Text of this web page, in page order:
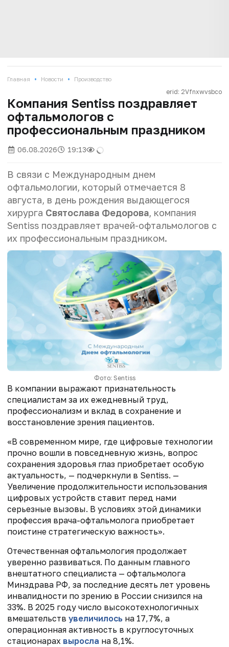
Главная • Новости • Производство
erid: 2Vfnxwvsbco
Компания Sentiss поздравляет
офтальмологов с
профессиональным праздником
06.08.2026 19:13
В связи с Международным днем
офтальмологии, который отмечается 8
августа, в день рождения выдающегося
хирурга Святослава Федорова, компания
Sentiss поздравляет врачей-офтальмологов с
их профессиональным праздником.
Фото: Sentiss
В компании выражают признательность
специалистам за их ежедневный труд,
профессионализм и вклад в сохранение и
восстановление зрения пациентов.
«В современном мире, где цифровые технологии
прочно вошли в повседневную жизнь, вопрос
сохранения здоровья глаз приобретает особую
актуальность, — подчеркнули в Sentiss. —
Увеличение продолжительности использования
цифровых устройств ставит перед нами
серьезные вызовы. В условиях этой динамики
профессия врача-офтальмолога приобретает
поистине стратегическую важность».
Отечественная офтальмология продолжает
уверенно развиваться. По данным главного
внештатного специалиста — офтальмолога
Минздрава РФ, за последние десять лет уровень
инвалидности по зрению в России снизился на
33%. В 2025 году число высокотехнологичных
вмешательств увеличилось на 17,7%, а
операционная активность в круглосуточных
стационарах выросла на 8,1%.